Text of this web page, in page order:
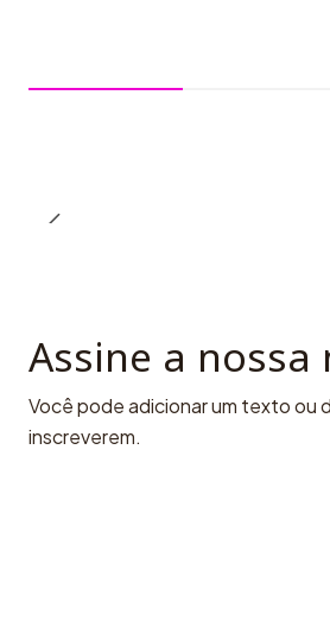
Assine a
Você pode adicionar um texto ou
inscreverem.